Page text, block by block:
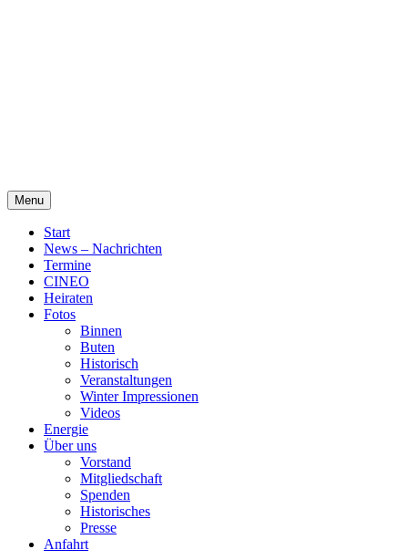
Menu
Start
News – Nachrichten
Termine
CINEO
Heiraten
Fotos
Binnen
Buten
Historisch
Veranstaltungen
Winter Impressionen
Videos
Energie
Über uns
Vorstand
Mitgliedschaft
Spenden
Historisches
Presse
Anfahrt